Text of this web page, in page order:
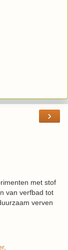
›
met stof
van verfbad tot
verven
.